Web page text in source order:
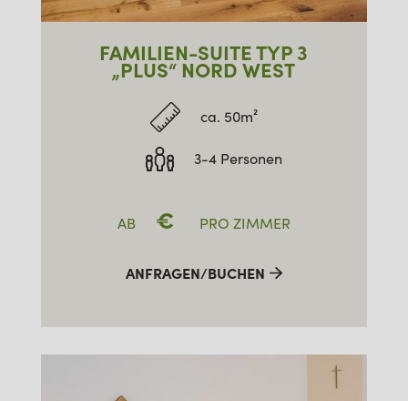
FAMILIEN-SUITE TYP 3
„PLUS“ NORD WEST
ca. 50m²
3-4 Personen
AB € PRO ZIMMER
ANFRAGEN/BUCHEN